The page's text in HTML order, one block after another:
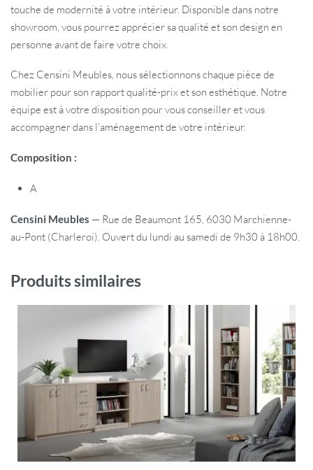
touche de modernité à votre intérieur. Disponible dans notre
showroom, vous pourrez apprécier sa qualité et son design en
personne avant de faire votre choix.
Chez Censini Meubles, nous sélectionnons chaque pièce de
mobilier pour son rapport qualité-prix et son esthétique. Notre
équipe est à votre disposition pour vous conseiller et vous
accompagner dans l’aménagement de votre intérieur.
Composition :
A
Censini Meubles — Rue de Beaumont 165, 6030 Marchienne-
au-Pont (Charleroi). Ouvert du lundi au samedi de 9h30 à 18h00.
Produits similaires